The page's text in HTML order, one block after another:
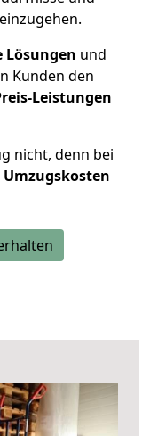
Lösungen und
Kunden den
Leistungen
nicht, denn bei
Umzugskosten